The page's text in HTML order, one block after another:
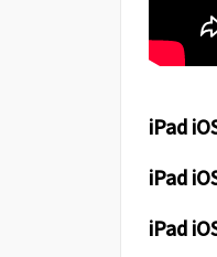
iPad
iPad
iPad